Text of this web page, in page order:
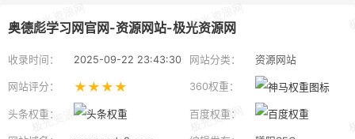
奥德彪学习网官网-资源网站-极光资源网
收录时间： 2025-09-22 23:43:30 网站分类： 资源网站
网站评分： ★★★★ 360权重：
头条权重： 百度权重：